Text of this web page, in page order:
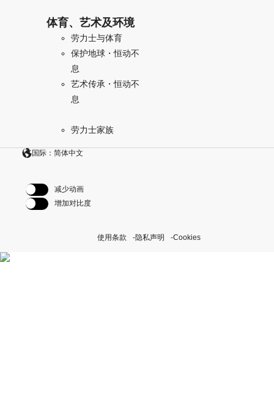
体育、艺术及环境
劳力士与体育
保护地球・恒动不
息
艺术传承・恒动不
息
劳力士家族
国际：简体中文
减少动画
增加对比度
使用条款 隐私声明 Cookies